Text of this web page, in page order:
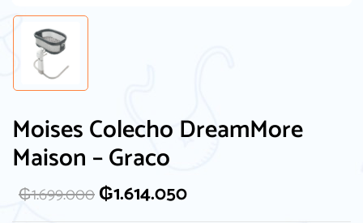
Moises Colecho DreamMore
Maison – Graco
₲1.699.000₲1.614.050